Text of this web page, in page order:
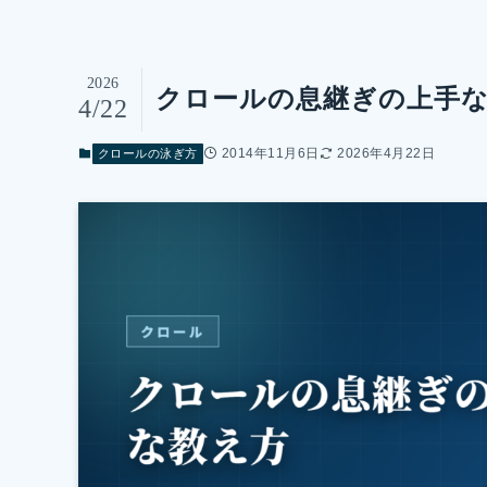
クロールの息継ぎの上手
2026
4/22
クロールの泳ぎ方 2014年11月6日 2026年4月22日